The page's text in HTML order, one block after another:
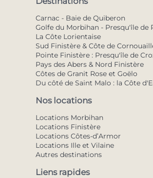
Carnac - Baie de Quiberon
Golfe du Morbihan - Presqu'île de
La Côte Lorientaise
Sud Finistère & Côte de
Pointe Finistère : Presqu'île de
Pays des Abers & Nord Finistère
Côtes de Granit Rose et Goëlo
Du côté de Saint Malo : la Côte
Nos locations
Locations Morbihan
Locations Finistère
Locations Côtes-d’Armor
Locations Ille et Vilaine
Autres destinations
Liens rapides